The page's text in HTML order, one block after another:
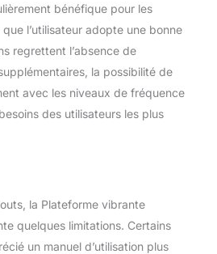
bénéfique pour les
l’utilisateur adopte une bonne
regrettent l’absence de
la possibilité de
avec les niveaux de fréquence
des utilisateurs les plus
la Plateforme vibrante
quelques limitations. Certains
un manuel d’utilisation plus